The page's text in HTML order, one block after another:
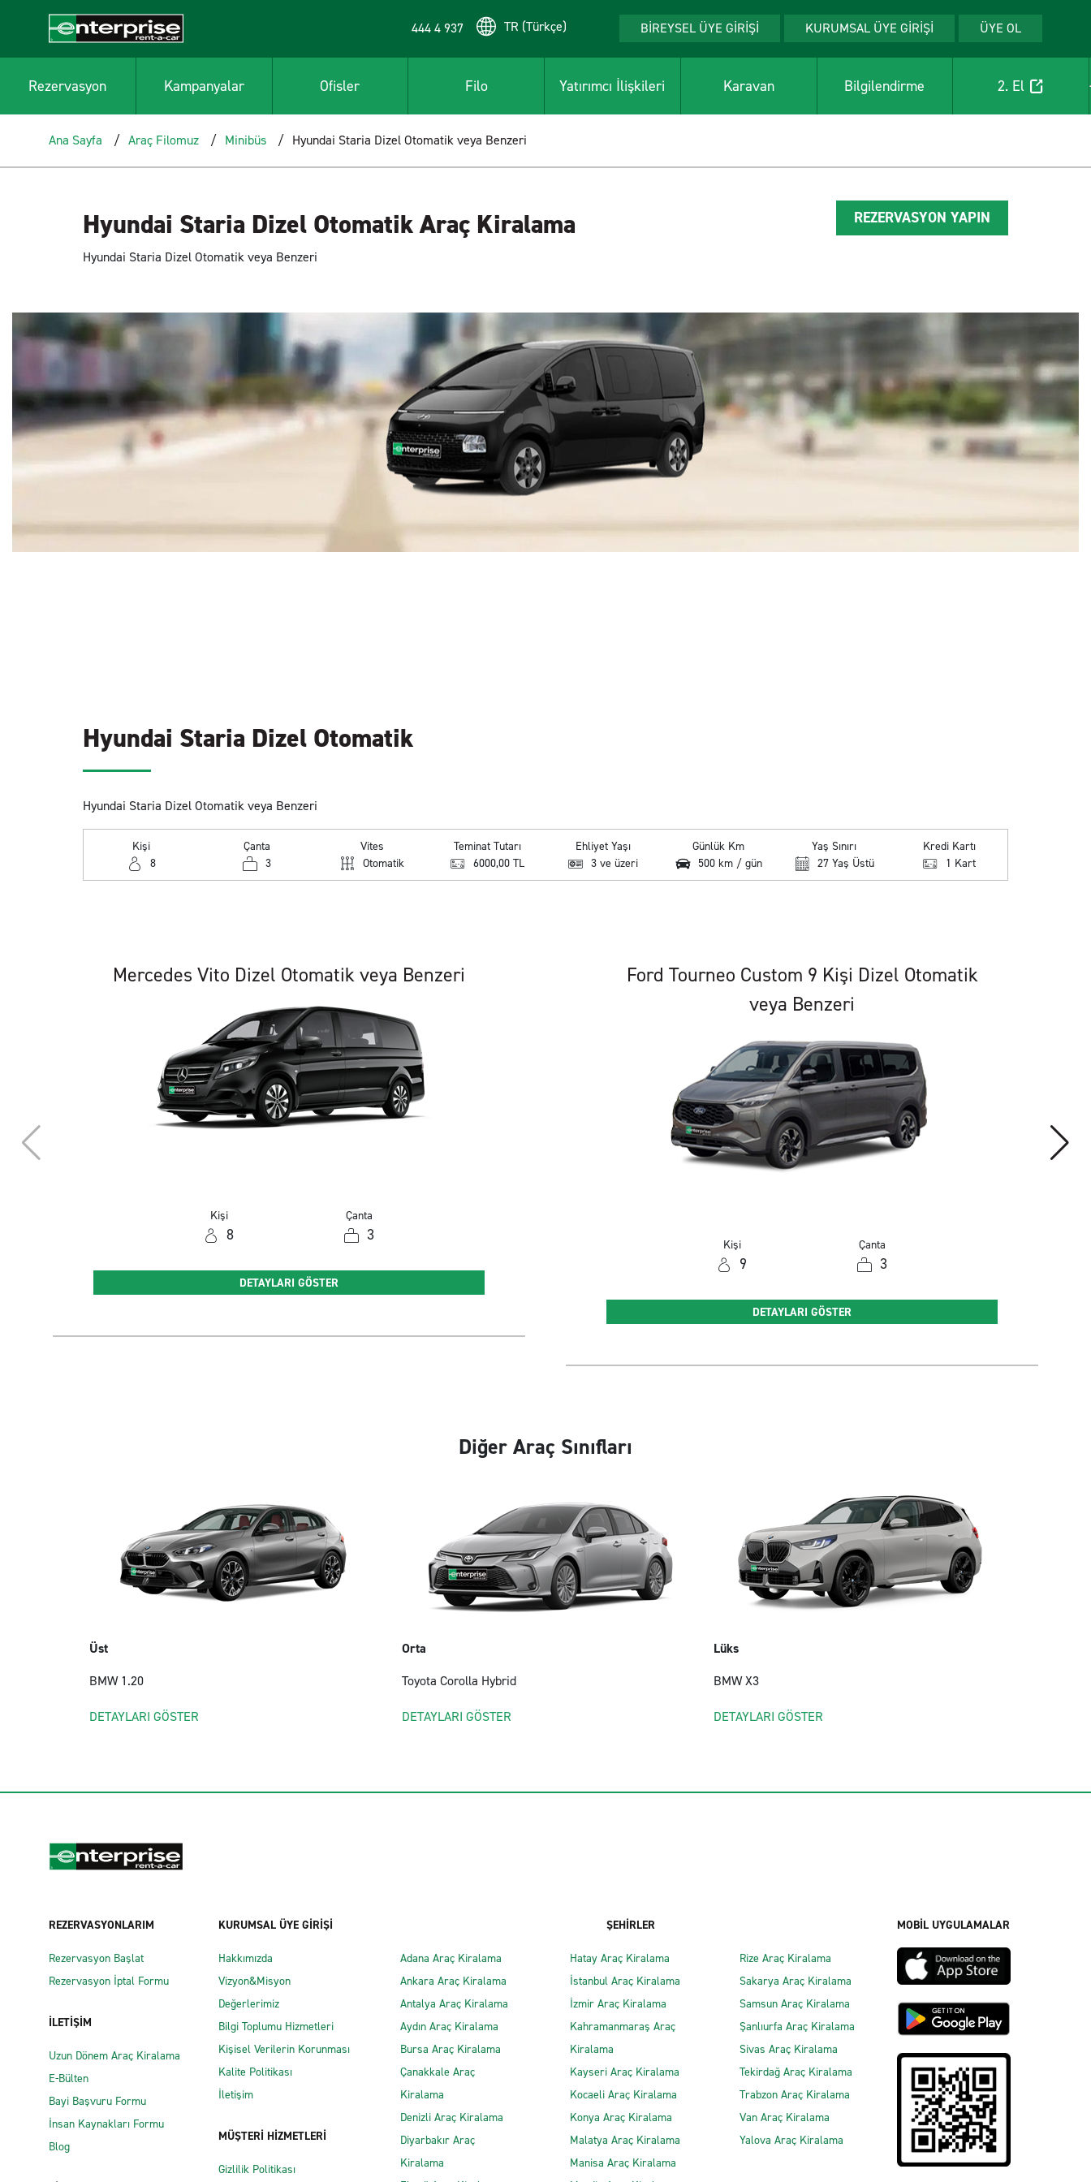
444 4 937 TR (Türkçe) BİREYSEL ÜYE GİRİŞİ KURUMSAL ÜYE GİRİŞİ ÜYE OL
Rezervasyon Kampanyalar Ofisler Filo Yatırımcı İlişkileri Karavan Bilgilendirme 2. El
Ana Sayfa Araç Filomuz Minibüs Hyundai Staria Dizel Otomatik veya Benzeri
Hyundai Staria Dizel Otomatik Araç Kiralama
Hyundai Staria Dizel Otomatik veya Benzeri
REZERVASYON YAPIN
Hyundai Staria Dizel Otomatik
Hyundai Staria Dizel Otomatik veya Benzeri
Kişi
8
Çanta
3
Vites
Otomatik
Teminat Tutarı
6000,00 TL
Ehliyet Yaşı
3 ve üzeri
Günlük Km
500 km / gün
Yaş Sınırı
27 Yaş Üstü
Kredi Kartı
1 Kart
Mercedes Vito Dizel Otomatik veya Benzeri
Kişi
8
Çanta
3
DETAYLARI GÖSTER
Ford Tourneo Custom 9 Kişi Dizel Otomatik
veya Benzeri
Kişi
9
Çanta
3
DETAYLARI GÖSTER
Diğer Araç Sınıfları
Üst
BMW 1.20
DETAYLARI GÖSTER
Orta
Toyota Corolla Hybrid
DETAYLARI GÖSTER
Lüks
BMW X3
DETAYLARI GÖSTER
REZERVASYONLARIM
Rezervasyon Başlat
Rezervasyon İptal Formu
İLETİŞİM
Uzun Dönem Araç Kiralama
E-Bülten
Bayi Başvuru Formu
İnsan Kaynakları Formu
Blog
KURUMSAL ÜYE GİRİŞİ
Hakkımızda
Vizyon&Misyon
Değerlerimiz
Bilgi Toplumu Hizmetleri
Kişisel Verilerin Korunması
Kalite Politikası
İletişim
MÜŞTERİ HİZMETLERİ
Gizlilik Politikası
ŞEHİRLER
Adana Araç Kiralama
Ankara Araç Kiralama
Antalya Araç Kiralama
Aydın Araç Kiralama
Bursa Araç Kiralama
Çanakkale Araç
Kiralama
Denizli Araç Kiralama
Diyarbakır Araç
Kiralama
Hatay Araç Kiralama
İstanbul Araç Kiralama
İzmir Araç Kiralama
Kahramanmaraş Araç
Kiralama
Kayseri Araç Kiralama
Kocaeli Araç Kiralama
Konya Araç Kiralama
Malatya Araç Kiralama
Manisa Araç Kiralama
Rize Araç Kiralama
Sakarya Araç Kiralama
Samsun Araç Kiralama
Şanlıurfa Araç Kiralama
Sivas Araç Kiralama
Tekirdağ Araç Kiralama
Trabzon Araç Kiralama
Van Araç Kiralama
Yalova Araç Kiralama
MOBİL UYGULAMALAR